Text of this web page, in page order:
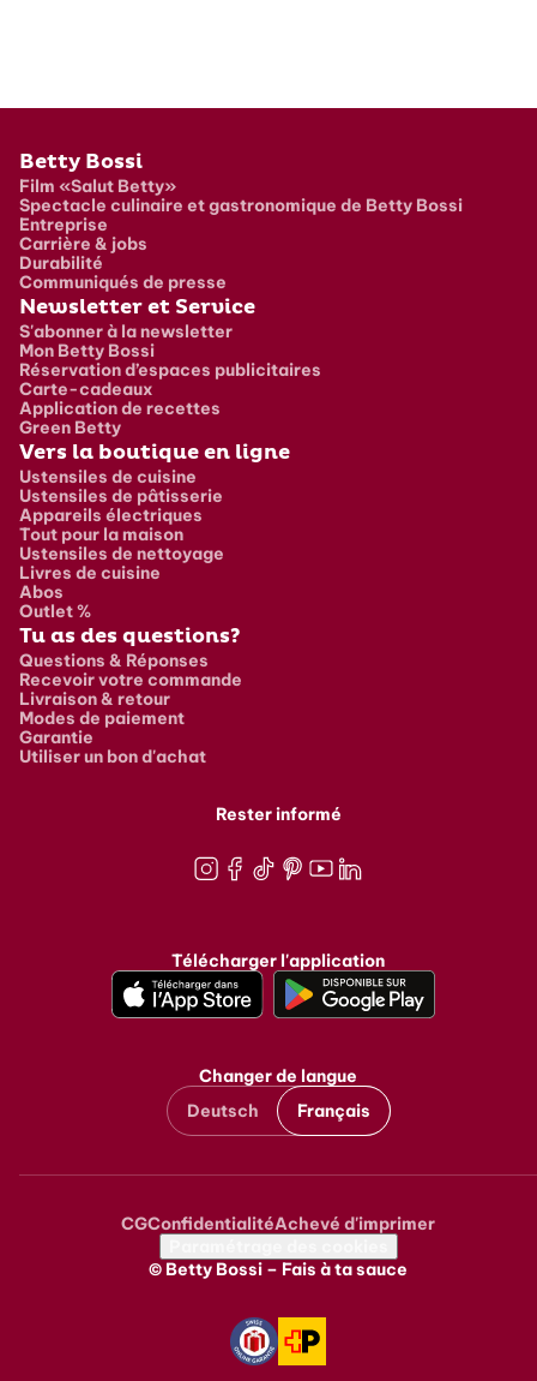
Pied de page
Betty Bossi
Film «Salut Betty»
Spectacle culinaire et gastronomique de Betty Bossi
Entreprise
Carrière & jobs
Durabilité
Communiqués de presse
Newsletter et Service
S'abonner à la newsletter
Mon Betty Bossi
Réservation d’espaces publicitaires
Carte-cadeaux
Application de recettes
Green Betty
Vers la boutique en ligne
Ustensiles de cuisine
Ustensiles de pâtisserie
Appareils électriques
Tout pour la maison
Ustensiles de nettoyage
Livres de cuisine
Abos
Outlet %
Tu as des questions?
Questions & Réponses
Recevoir votre commande
Livraison & retour
Modes de paiement
Garantie
Utiliser un bon d'achat
Rester informé
Télécharger l'application
Changer de langue
Deutsch
Français
Metanavigation
CGConfidentialitéAchevé d'imprimer
© Betty Bossi – Fais à ta sauce